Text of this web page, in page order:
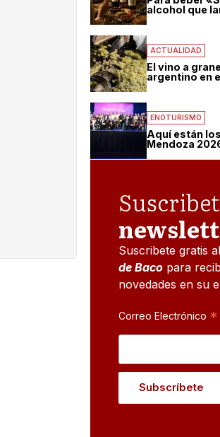
alcohol que
ACTUALIDAD
El vino a
argentino en
ENOTURISMO
Aquí están
Mendoza
Suscribete gratis
de Baco para
novedades en su
Correo Electrónico *